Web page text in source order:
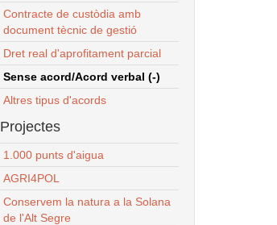
Contracte de custòdia amb
document tècnic de gestió
Dret real d'aprofitament parcial
Sense acord/Acord verbal (-)
Altres tipus d'acords
Projectes
1.000 punts d'aigua
AGRI4POL
Conservem la natura a la Solana
de l'Alt Segre